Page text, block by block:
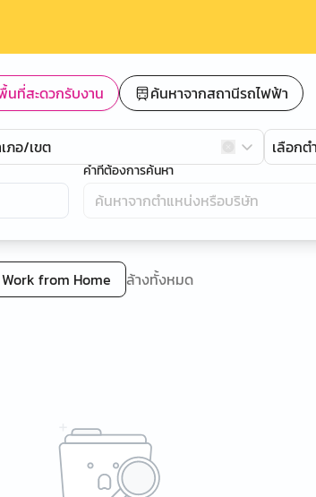
นที่สะดวกรับงาน ค้นหาจากสถานีรถไฟฟ้า
ภอ/เขต เลือก
คำที่ต้องการค้นหา
Work from Home ล้างทั้งหมด